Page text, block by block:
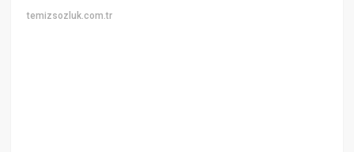
temizsozluk.com.tr